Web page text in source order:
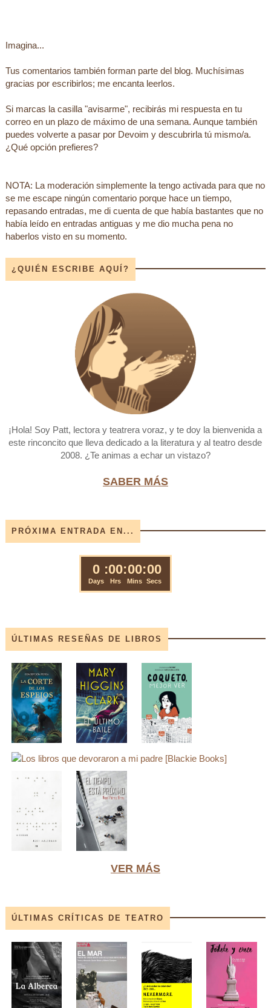
Imagina...
Tus comentarios también forman parte del blog. Muchísimas
gracias por escribirlos; me encanta leerlos.
Si marcas la casilla "avisarme", recibirás mi respuesta en tu
correo en un plazo de máximo de una semana. Aunque también
puedes volverte a pasar por Devoim y descubrirla tú mismo/a.
¿Qué opción prefieres?
NOTA: La moderación simplemente la tengo activada para que no
se me escape ningún comentario porque hace un tiempo,
repasando entradas, me di cuenta de que había bastantes que no
había leído en entradas antiguas y me dio mucha pena no
haberlos visto en su momento.
¿QUIÉN ESCRIBE AQUÍ?
¡Hola! Soy Patt, lectora y teatrera voraz, y te doy la bienvenida a
este rinconcito que lleva dedicado a la literatura y al teatro desde
2008. ¿Te animas a echar un vistazo?
SABER MÁS
PRÓXIMA ENTRADA EN...
ÚLTIMAS RESEÑAS DE LIBROS
VER MÁS
ÚLTIMAS CRÍTICAS DE TEATRO